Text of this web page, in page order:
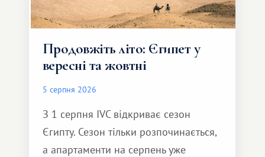
Продовжіть літо: Єгипет у
вересні та жовтні
5 серпня 2026
З 1 серпня IVC відкриває сезон
Єгипту. Сезон тільки розпочинається,
а апартаменти на серпень уже